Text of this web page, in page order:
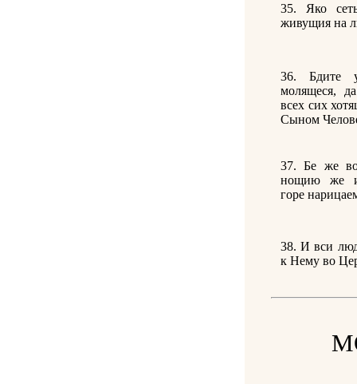
35. Яко
живущия на
36. Бдите
молящеся,
всех сих
Сыном
37. Бе же
нощию же
горе
38. И вси
к Нему во